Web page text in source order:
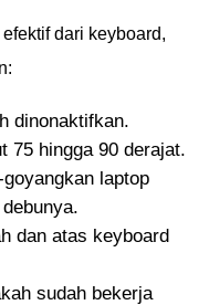
dari keyboard,
dinonaktifkan.
75 hingga 90 derajat.
laptop
dan atas keyboard
sudah bekerja